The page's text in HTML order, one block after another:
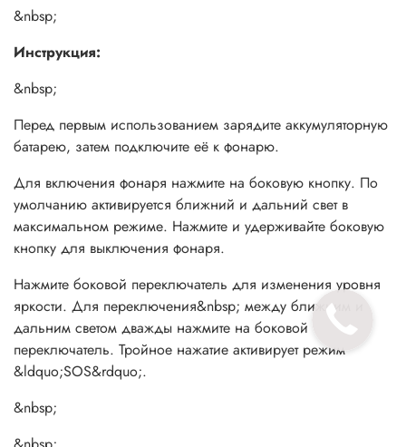
&nbsp;
Зарядка аккумуляторной батареи:
Подключите кабель Micro USB ко внешнему источнику
аккумуляторной батареи. Индикация на блоке начнет
мигать, если фонарь заряжается. Когда все четыре
индикатора горят, это значит аккумулятор заряжен.
&nbsp;
&nbsp;
Индикатор уровня заряда батареи:
Нажмите на синюю кнопку на аккумуляторном блоке,
чтобы узнать приблизительную емкость заряда
аккумулятора. Когда уровень заряда около 10% или
меньше, будет мигать один индикатор и аккумуляторный
блок подаст звуковой сигнал.
&nbsp;
Инструкция:
&nbsp;
Перед первым использованием зарядите аккумуляторную
батарею, затем подключите её к фонарю.
Для включения фонаря нажмите на боковую кнопку. По
умолчанию активируется ближний и дальний свет в
максимальном режиме. Нажмите и удерживайте боковую
кнопку для выключения фонаря.
Нажмите боковой переключатель для изменения уровня
яркости. Для переключения&nbsp; между ближним и
дальним светом дважды нажмите на боковой
переключатель. Тройное нажатие активирует режим
&ldquo;SOS&rdquo;.
&nbsp;